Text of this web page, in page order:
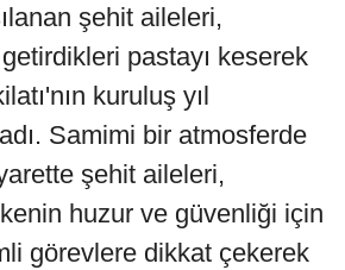
şehit aileleri,
pastayı keserek
kuruluş yıl
Samimi bir atmosferde
şehit aileleri,
huzur ve güvenliği için
görevlere dikkat çekerek